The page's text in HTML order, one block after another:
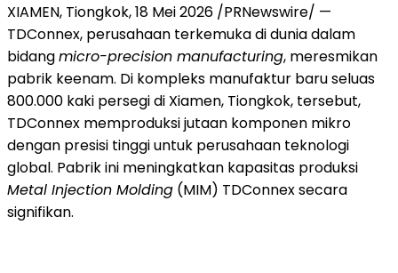
XIAMEN, Tiongkok, 18 Mei 2026 /PRNewswire/ —
TDConnex, perusahaan terkemuka di dunia dalam
bidangmicro-precision manufacturing, meresmikan
pabrik keenam. Di kompleks manufaktur baru seluas
800.000 kaki persegi di Xiamen, Tiongkok, tersebut,
TDConnex memproduksi jutaan komponen mikro
dengan presisi tinggi untuk perusahaan teknologi
global. Pabrik ini meningkatkan kapasitas produksi
Metal Injection Molding (MIM) TDConnex secara
signifikan.